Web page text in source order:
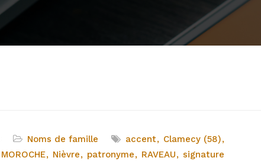
Noms de famille accent
Clamecy (58)
MOROCHE Nièvre patronyme RAVEAU signature